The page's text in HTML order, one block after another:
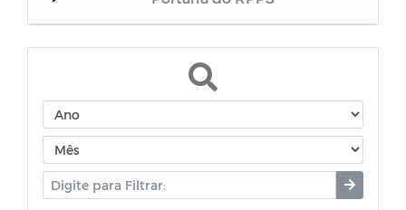
Balanços
RREO do RPPS
Eventos